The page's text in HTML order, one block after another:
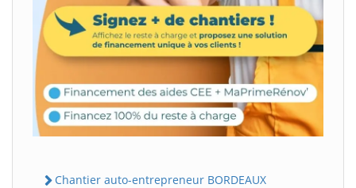
Chantier auto-entrepreneur BORDEAUX